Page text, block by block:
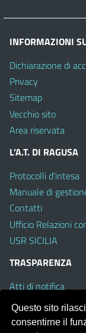
INFORMAZIONI
Dichiarazione di
Privacy
Sitemap
Vecchio sito
Area riservata
L’A.T. DI RAGUSA
Protocolli d’intesa
Manuale di
Contatti
Ufficio Relazioni
USR SICILIA
TRASPARENZA
Atti di notifica
Albo on line
Amministrazione
Questo sito
consentirne il